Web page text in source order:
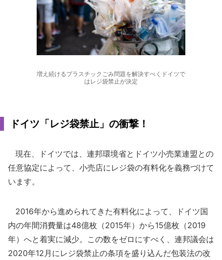
増え続けるプラスチックごみ問題を解決すべくドイツで
はレジ袋禁止が決定
ドイツ「レジ袋禁止」の衝撃！
現在、ドイツでは、連邦環境省とドイツ小売業連盟との
任意協定によって、小売店にレジ袋の有料化を義務づけて
います。
2016年から進められてきた有料化によって、ドイツ国
内の年間消費量は48億枚（2015年）から15億枚（2019
年）へと着実に減少。この数をゼロにすべく、連邦議会は
2020年12月にレジ袋禁止の条項を盛り込んだ包装法の改